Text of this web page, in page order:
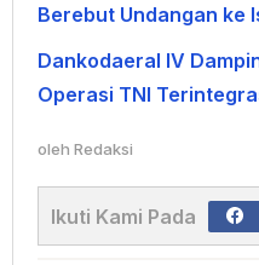
Berebut Undangan ke
Dankodaeral IV
Operasi TNI
oleh Redaksi
Ikuti Kami Pada